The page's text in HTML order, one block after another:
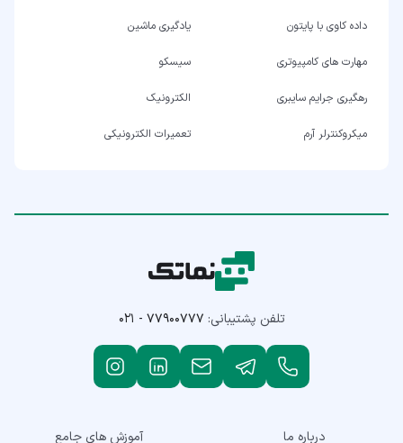
داده کاوی با پایتون یادگیری ماشین
مهارت های کامپیوتری سیسکو
رهگیری جرایم سایبری الکترونیک
میکروکنترلر آرم تعمیرات الکترونیکی
تلفن پشتیبانی: ۰۲۱ - ۷۷۹۰۰۷۷۷
درباره ما آموزش های جامع